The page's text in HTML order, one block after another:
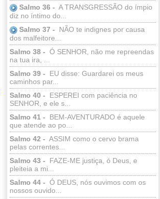
Salmo 36 - A TRANSGRESSÃO do ímpio
diz no íntimo do...
Salmo 37 -
NÃO te indignes por causa
dos malfeitore...
Salmo 38 - Ó SENHOR, não me repreendas
na tua ira, ...
Salmo 39 -
EU disse: Guardarei os meus
caminhos par...
Salmo 40 -
ESPEREI com paciência no
SENHOR, e ele s...
Salmo 41 -
BEM-AVENTURADO é aquele
que atende ao po...
Salmo 42 - ASSIM como o cervo brama
pelas correntes...
Salmo 43 -
FAZE-ME justiça, ó Deus, e
pleiteia a mi...
Salmo 44 - Ó DEUS, nós ouvimos com os
nossos ouvido...